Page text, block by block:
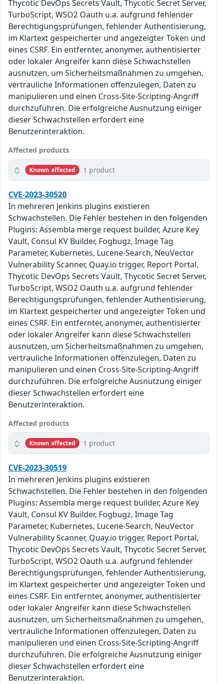
Thycotic DevOps Secrets Vault, Thycotic Secret Server,
TurboScript, WSO2 Oauth u.a. aufgrund fehlender
Berechtigungsprüfungen, fehlender Authentisierung,
im Klartext gespeicherter und angezeigter Token und
eines CSRF. Ein entfernter, anonymer, authentisierter
oder lokaler Angreifer kann diese Schwachstellen
ausnutzen, um Sicherheitsmaßnahmen zu umgehen,
vertrauliche Informationen offenzulegen, Daten zu
manipulieren und einen Cross-Site-Scripting-Angriff
durchzuführen. Die erfolgreiche Ausnutzung einiger
dieser Schwachstellen erfordert eine
Benutzerinteraktion.
Affected products
Known affected 1 product
CVE-2023-30520
In mehreren Jenkins plugins existieren
Schwachstellen. Die Fehler bestehen in den folgenden
Plugins: Assembla merge request builder, Azure Key
Vault, Consul KV Builder, Fogbugz, Image Tag
Parameter, Kubernetes, Lucene-Search, NeuVector
Vulnerability Scanner, Quay.io trigger, Report Portal,
Thycotic DevOps Secrets Vault, Thycotic Secret Server,
TurboScript, WSO2 Oauth u.a. aufgrund fehlender
Berechtigungsprüfungen, fehlender Authentisierung,
im Klartext gespeicherter und angezeigter Token und
eines CSRF. Ein entfernter, anonymer, authentisierter
oder lokaler Angreifer kann diese Schwachstellen
ausnutzen, um Sicherheitsmaßnahmen zu umgehen,
vertrauliche Informationen offenzulegen, Daten zu
manipulieren und einen Cross-Site-Scripting-Angriff
durchzuführen. Die erfolgreiche Ausnutzung einiger
dieser Schwachstellen erfordert eine
Benutzerinteraktion.
Affected products
Known affected 1 product
CVE-2023-30519
In mehreren Jenkins plugins existieren
Schwachstellen. Die Fehler bestehen in den folgenden
Plugins: Assembla merge request builder, Azure Key
Vault, Consul KV Builder, Fogbugz, Image Tag
Parameter, Kubernetes, Lucene-Search, NeuVector
Vulnerability Scanner, Quay.io trigger, Report Portal,
Thycotic DevOps Secrets Vault, Thycotic Secret Server,
TurboScript, WSO2 Oauth u.a. aufgrund fehlender
Berechtigungsprüfungen, fehlender Authentisierung,
im Klartext gespeicherter und angezeigter Token und
eines CSRF. Ein entfernter, anonymer, authentisierter
oder lokaler Angreifer kann diese Schwachstellen
ausnutzen, um Sicherheitsmaßnahmen zu umgehen,
vertrauliche Informationen offenzulegen, Daten zu
manipulieren und einen Cross-Site-Scripting-Angriff
durchzuführen. Die erfolgreiche Ausnutzung einiger
dieser Schwachstellen erfordert eine
Benutzerinteraktion.